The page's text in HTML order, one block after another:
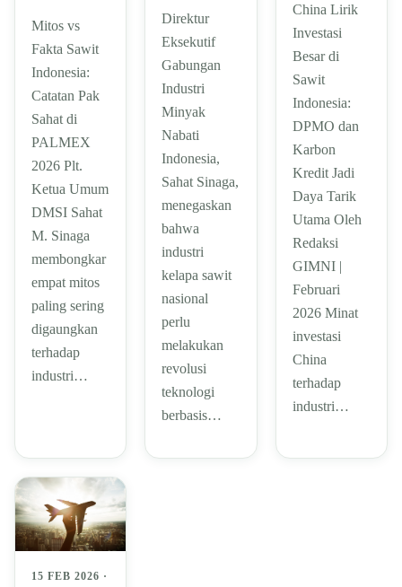
Mitos vs
Fakta Sawit
Indonesia:
Catatan Pak
Sahat di
PALMEX
2026 Plt.
Ketua Umum
DMSI Sahat
M. Sinaga
membongkar
empat mitos
paling sering
digaungkan
terhadap
industri…
Direktur
Eksekutif
Gabungan
Industri
Minyak
Nabati
Indonesia,
Sahat Sinaga,
menegaskan
bahwa
industri
kelapa sawit
nasional
perlu
melakukan
revolusi
teknologi
berbasis…
China Lirik
Investasi
Besar di
Sawit
Indonesia:
DPMO dan
Karbon
Kredit Jadi
Daya Tarik
Utama Oleh
Redaksi
GIMNI |
Februari
2026 Minat
investasi
China
terhadap
industri…
15 FEB 2026 ·